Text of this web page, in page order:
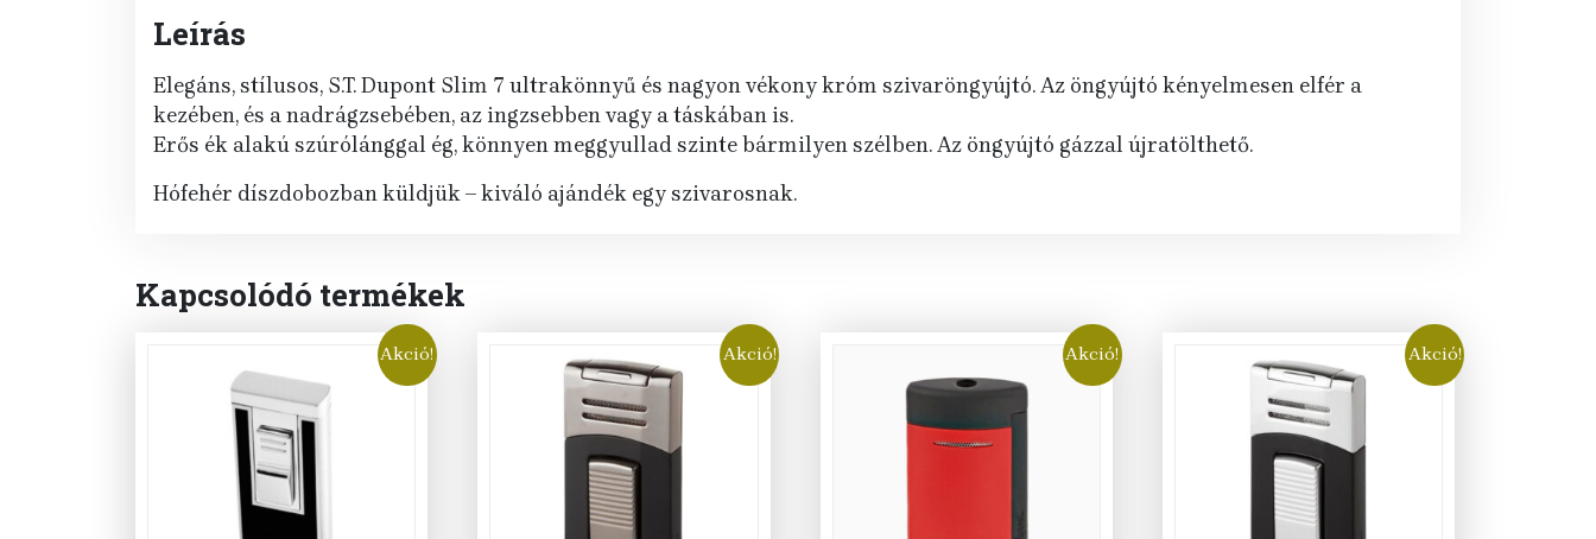
Leírás
Elegáns, stílusos, S.T. Dupont Slim 7 ultrakönnyű és nagyon vékony króm szivaröngyújtó. Az öngyújtó kényelmesen elfér a
kezében, és a nadrágzsebében, az ingzsebben vagy a táskában is.
Erős ék alakú szúrólánggal ég, könnyen meggyullad szinte bármilyen szélben. Az öngyújtó gázzal újratölthető.
Hófehér díszdobozban küldjük – kiváló ajándék egy szivarosnak.
Kapcsolódó termékek
Akció! Akció! Akció! Akció!